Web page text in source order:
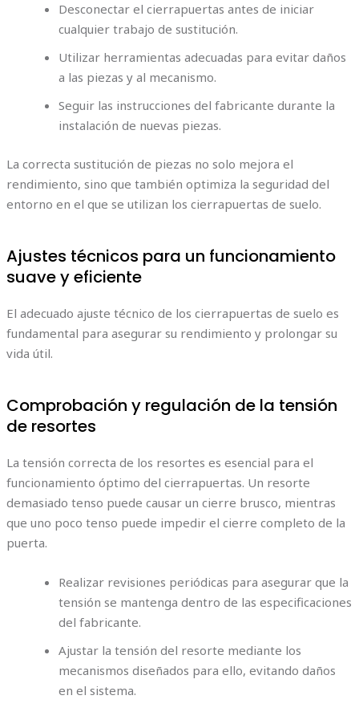
Desconectar el cierrapuertas antes de iniciar
cualquier trabajo de sustitución.
Utilizar herramientas adecuadas para evitar daños
a las piezas y al mecanismo.
Seguir las instrucciones del fabricante durante la
instalación de nuevas piezas.
La correcta sustitución de piezas no solo mejora el
rendimiento, sino que también optimiza la seguridad del
entorno en el que se utilizan los cierrapuertas de suelo.
Ajustes técnicos para un funcionamiento
suave y eficiente
El adecuado ajuste técnico de los cierrapuertas de suelo es
fundamental para asegurar su rendimiento y prolongar su
vida útil.
Comprobación y regulación de la tensión
de resortes
La tensión correcta de los resortes es esencial para el
funcionamiento óptimo del cierrapuertas. Un resorte
demasiado tenso puede causar un cierre brusco, mientras
que uno poco tenso puede impedir el cierre completo de la
puerta.
Realizar revisiones periódicas para asegurar que la
tensión se mantenga dentro de las especificaciones
del fabricante.
Ajustar la tensión del resorte mediante los
mecanismos diseñados para ello, evitando daños
en el sistema.